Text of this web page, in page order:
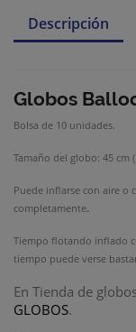
Descripción
Globos
Bolsa de 10 unidades.
Tamaño del globo: 45 cm
Puede inflarse con aire o
completamente.
Tiempo flotando inflado
tiempo puede verse
En Tienda de
GLOBOS.